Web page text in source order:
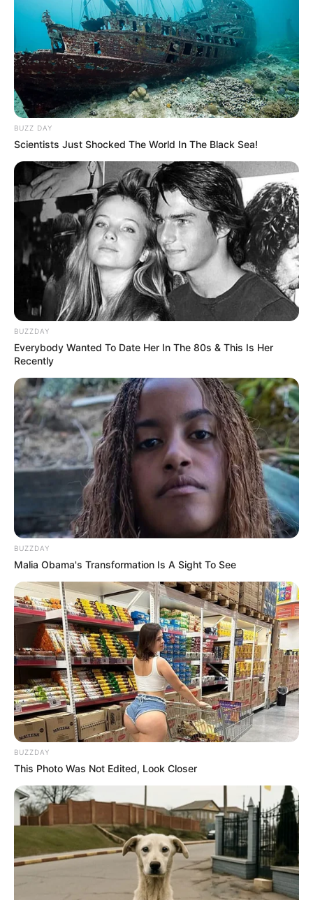
Bikin Ngakak, 10 Potret
Cosplay Murah Pakai Bahan
Seadanya
Anti Mainstream, 10 Cara
Membawa Barang Belanjaan
Versi Warga Thailand
Langka Banget! 10 Pose Lucu
Katak yang Bikin Ketawa
Gemes
Ambyar! 10 Kalimat Baper
Pakai Bahasa Jawa Ini Bikin
Galau Abis
Fail! 10 Potret Makanan Gagal
Dimasak yang Bikin Kamu
Nggak Selera
10 Pose Manekin Anti
Mainstream yang Konyol
Banget
BUZZ DAY
Scientists Just Shocked The World In The Black Sea!
BUZZDAY
Everybody Wanted To Date Her In The 80s & This Is Her
Recently
BUZZDAY
Malia Obama's Transformation Is A Sight To See
BUZZDAY
This Photo Was Not Edited, Look Closer